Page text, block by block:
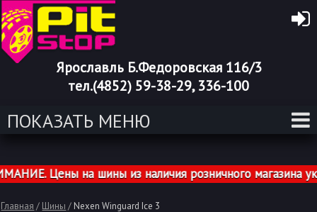
Ярославль Б.Федоровская 116/3
тел.(4852) 59-38-29, 336-100
ПОКАЗАТЬ МЕНЮ
Цены на шины из наличия розничного магазина
Главная / Шины / Nexen Winguard Ice 3